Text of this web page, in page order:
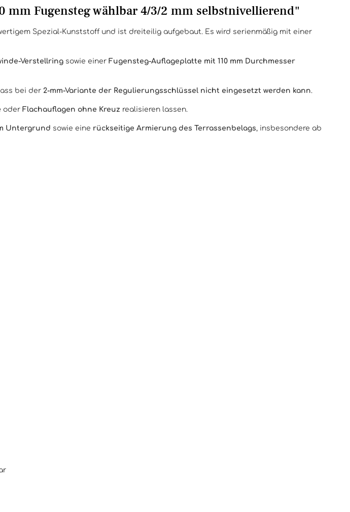
mm Fugensteg wählbar 4/3/2 mm selbstnivellierend"
Spezial-Kunststoff und ist dreiteilig aufgebaut. Es wird serienmäßig mit einer
Verstellring sowie einer Fugensteg-Auflageplatte mit 110 mm Durchmesser
bei der 2-mm-Variante der Regulierungsschlüssel nicht eingesetzt werden kann.
oder Flachauflagen ohne Kreuz realisieren lassen.
Untergrund sowie eine rückseitige Armierung des Terrassenbelags, insbesondere ab